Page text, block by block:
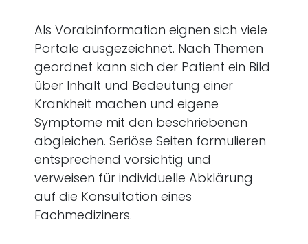
Als Vorabinformation eignen sich viele
Portale ausgezeichnet. Nach Themen
geordnet kann sich der Patient ein Bild
über Inhalt und Bedeutung einer
Krankheit machen und eigene
Symptome mit den beschriebenen
abgleichen. Seriöse Seiten formulieren
entsprechend vorsichtig und
verweisen für individuelle Abklärung
auf die Konsultation eines
Fachmediziners.